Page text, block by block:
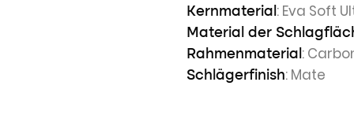
Kernmaterial : Eva Soft
Material der
Rahmenmaterial :
Schlägerfinish: Mate